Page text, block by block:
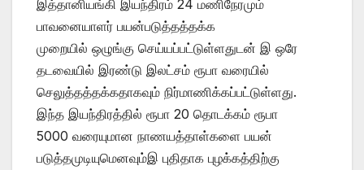
இத்தானியங்கி இயந்திரம் 24 மணிநேரமும்
பாவனையாளர் பயன்படுத்தத்தக்க
முறையில் ஒழுங்கு செய்யப்பட்டுள்ளதுடன் இ ஒரே
தடவையில் இரண்டு இலட்சம் ரூபா வரையில்
செலுத்தத்தக்கதாகவும் நிர்மாணிக்கப்பட்டுள்ளது.
இந்த இயந்திரத்தில் ரூபா 20 தொடக்கம் ரூபா
5000 வரையுமான நாணயத்தாள்களை பயன்
படுத்தமுடியுமெனவும்இ புதிதாக புழக்கத்திற்கு